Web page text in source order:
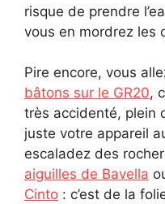
risque de prendre
vous en mordrez les
Pire encore, vous
bâtons sur le GR20,
très accidenté, plein
juste votre appareil
escaladez des
aiguilles de Bavella
Cinto : c’est de la